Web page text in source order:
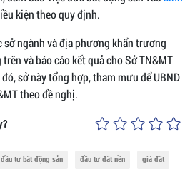
kiện theo quy định.
sở ngành và địa phương khẩn trương
và báo cáo kết quả cho Sở TN&MT
sở này tổng hợp, tham mưu để UBND
theo đề nghị.
đầu tư bất động sản đầu tư đất nền giá đất